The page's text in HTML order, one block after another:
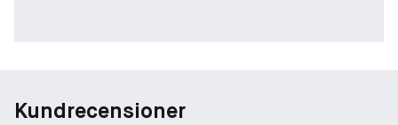
Kundrecensioner